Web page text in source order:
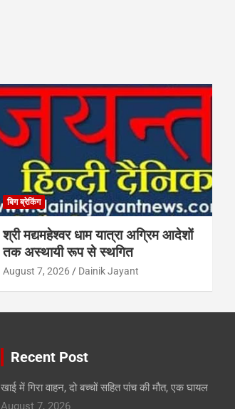
बिग ब्रेकिंग
श्री मद्यमहेश्वर धाम यात्रा अग्रिम आदेशों
तक अस्थायी रूप से स्थगित
August 7, 2026 Dainik Jayant
Recent Post
खाई में गिरा वाहन, दो बच्चों सहित पांच की मौत, एक घायल
August 7, 2026